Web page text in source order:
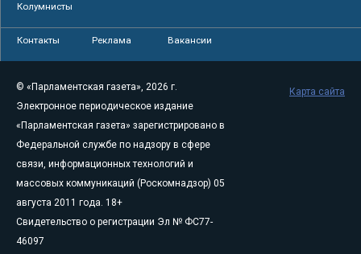
Колумнисты
Контакты Реклама Вакансии
© «Парламентская газета», 2026 г.
Электронное периодическое издание
«Парламентская газета» зарегистрировано в
Федеральной службе по надзору в сфере
связи, информационных технологий и
массовых коммуникаций (Роскомнадзор) 05
августа 2011 года. 18+
Свидетельство о регистрации Эл № ФС77-
46097
Карта сайта